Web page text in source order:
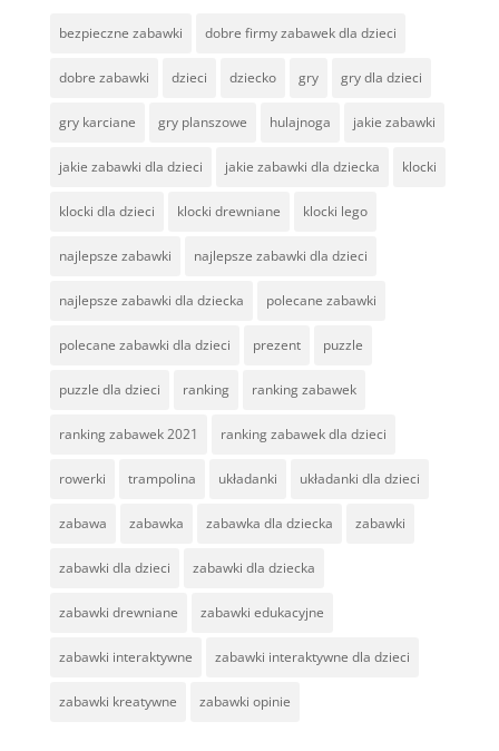
bezpieczne zabawki dobre firmy zabawek dla dzieci
dobre zabawki dzieci dziecko gry gry dla dzieci
gry karciane gry planszowe hulajnoga jakie zabawki
jakie zabawki dla dzieci jakie zabawki dla dziecka klocki
klocki dla dzieci klocki drewniane klocki lego
najlepsze zabawki najlepsze zabawki dla dzieci
najlepsze zabawki dla dziecka polecane zabawki
polecane zabawki dla dzieci prezent puzzle
puzzle dla dzieci ranking ranking zabawek
ranking zabawek 2021 ranking zabawek dla dzieci
rowerki trampolina układanki układanki dla dzieci
zabawa zabawka zabawka dla dziecka zabawki
zabawki dla dzieci zabawki dla dziecka
zabawki drewniane zabawki edukacyjne
zabawki interaktywne zabawki interaktywne dla dzieci
zabawki kreatywne zabawki opinie